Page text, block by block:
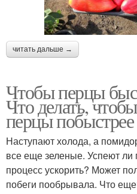
читать дальше →
Чтобы перцы
Что делать,
перцы
Наступают холода, а
все еще зеленые. Успеют ли
процесс ускорить? Может
побеги пообрывала. Что